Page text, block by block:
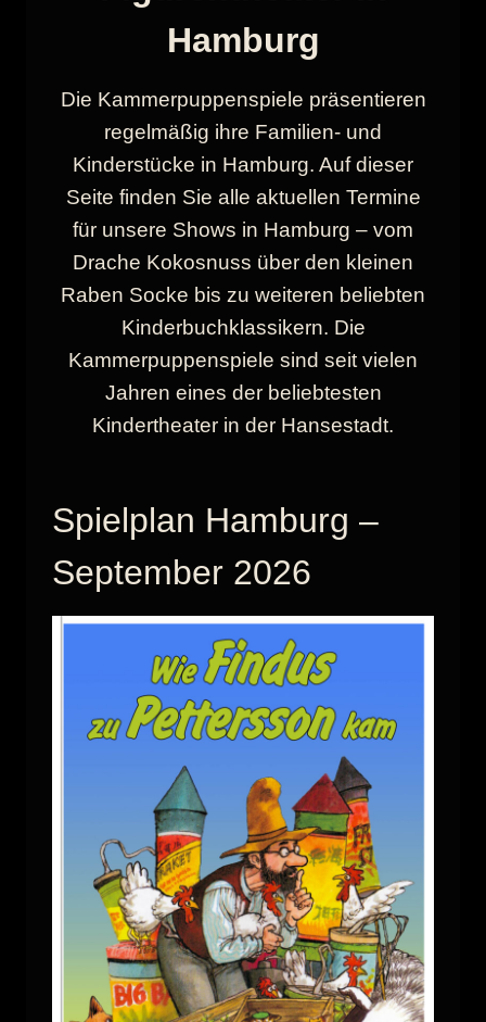
Hamburg
Die Kammerpuppenspiele präsentieren
regelmäßig ihre Familien- und
Kinderstücke in Hamburg. Auf dieser
Seite finden Sie alle aktuellen Termine
für unsere Shows in Hamburg – vom
Drache Kokosnuss über den kleinen
Raben Socke bis zu weiteren beliebten
Kinderbuchklassikern. Die
Kammerpuppenspiele sind seit vielen
Jahren eines der beliebtesten
Kindertheater in der Hansestadt.
Spielplan Hamburg –
September 2026